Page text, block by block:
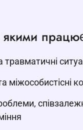
якими
травматичні
міжособистісні